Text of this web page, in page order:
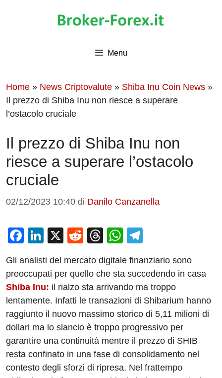
Menu
Home » News Criptovalute » Shiba Inu Coin News »
Il prezzo di Shiba Inu non riesce a superare
l’ostacolo cruciale
Il prezzo di Shiba Inu non
riesce a superare l’ostacolo
cruciale
02/12/2023 10:40 di Danilo Canzanella
F
c
e
b
o
o
k
Li
k
e
dI
n
X
R
d
di
t
T
e
a
d
s
W
at
s
A
p
p
e
gr
a
m
Gli analisti del mercato digitale finanziario sono
preoccupati per quello che sta succedendo in casa
Shiba Inu: il rialzo sta arrivando ma troppo
lentamente. Infatti le transazioni di Shibarium hanno
raggiunto il nuovo massimo storico di 5,11 milioni di
dollari ma lo slancio è troppo progressivo per
garantire una continuità mentre il prezzo di SHIB
resta confinato in una fase di consolidamento nel
contesto degli sforzi di ripresa. Nel frattempo